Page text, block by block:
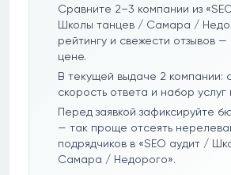
Сравните 2–3 компании из
Школы танцев / Самара /
рейтингу и свежести отзывов —
цене.
В текущей выдаче 2 компании:
скорость ответа и набор услуг
Перед заявкой зафиксируйте
— так проще отсеять
подрядчиков в «SEO аудит /
Самара / Недорого».